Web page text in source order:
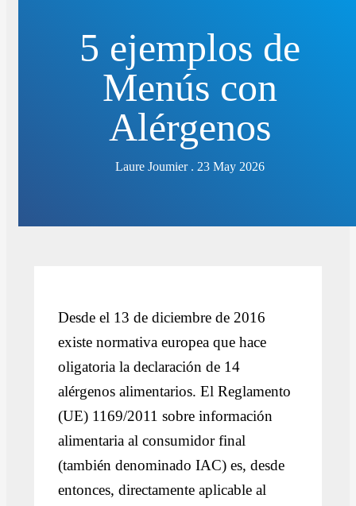
5 ejemplos de
Menús con
Alérgenos
Laure Joumier . 23 May 2026
Desde el 13 de diciembre de 2016
existe normativa europea que hace
oligatoria la declaración de 14
alérgenos alimentarios. El Reglamento
(UE) 1169/2011 sobre información
alimentaria al consumidor final
(también denominado IAC) es, desde
entonces, directamente aplicable al